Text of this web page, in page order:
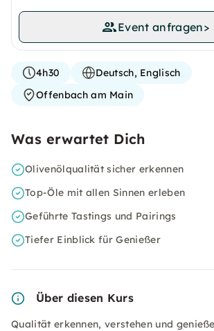
Event anfragen>
4h30
Deutsch, Englisch
Offenbach am Main
Was erwartet Dich
Olivenölqualität sicher erkennen
Top-Öle mit allen Sinnen erleben
Geführte Tastings und Pairings
Tiefer Einblick für Genießer
Über diesen Kurs
Qualität erkennen, verstehen und